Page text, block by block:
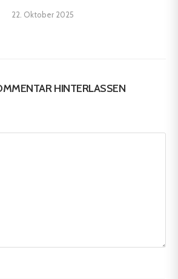
22. Oktober 2025
HINTERLASSEN